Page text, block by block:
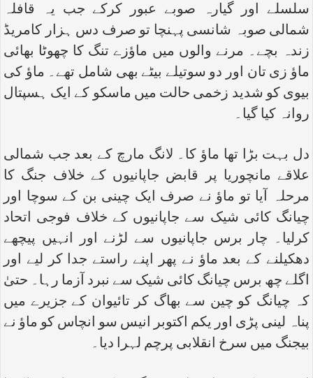
سلسلے اور گیارہ صوبے عبور کرکے جب یہ قافلہ
شمالی صوبہ شانسی پہنچا تو صرف دس ہزار کامریڈ
زندہ بچے۔ مرنے والوں میں ماؤزے تنگ کا چھوٹا بھائی
ماؤ زی تان اور دو سوتیلے بیٹے بھی شامل تھے۔ ماؤ کی
بیوی کو شدید زخمی حالت میں ماسکو کے ایک ہسپتال
روانہ کیا گیا۔
دل بہت بڑا تھا ماؤ کا۔ لانگ مارچ کے بعد جب شمالی
علاقے مانچوریا پر قابض جاپانیوں کے خلاف جنگ کا
مرحلہ آیا تو ماؤ نے صرف ایک چینی بن کے سوچا اور
چیانگ کائی شیک سے جاپانیوں کے خلاف فوجی اتحاد
کرلیا۔ چار برس جاپانیوں سے لڑنے اور انہیں پیچھے
دھکیلنے کے بعد ماؤ نے پھر اپنے راستے جدا کر لیے اور
اگلے چھ برس چیانگ کائی شیک سے نبرد آزما رہا۔ حتیٰ
کہ چیانگ کو چین سے بھاگ کر تائیوان کے جزیرے میں
پناہ لینی پڑی اور یکم اکتوبر انیس سو انچاس کو ماؤ نے
بیجنگ میں سرخ انقلابی پرچم لہرا دیا۔